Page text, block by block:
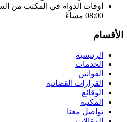
08:00 مساءً
الأقسام
الرئيسية
الخدمات
القوانين
القرارات القضائية
الوقائع
المكتبة
تواصل معنا